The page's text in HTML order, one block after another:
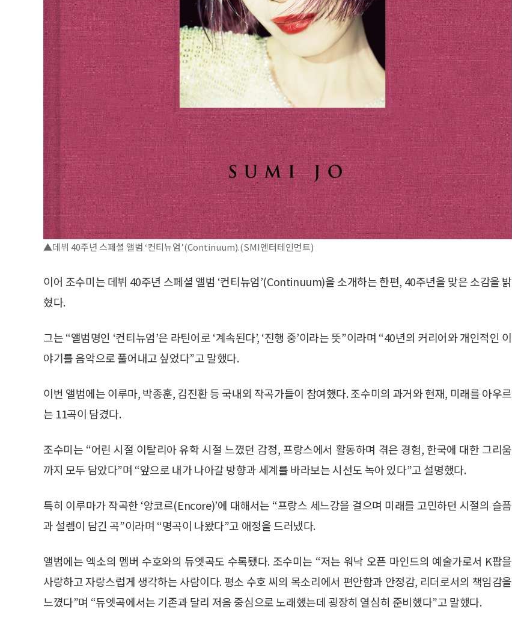
▲데뷔 40주년 스페셜 앨범 ‘컨티뉴엄’(Continuum).(SMI엔터테인먼트)
이어 조수미는 데뷔 40주년 스페셜 앨범 ‘컨티뉴엄’(Continuum)을 소개하는 한편, 40주년을 맞은 소감을 밝
혔다.
그는 “앨범명인 ‘컨티뉴엄’은 라틴어로 ‘계속된다’, ‘진행 중’이라는 뜻”이라며 “40년의 커리어와 개인적인 이
야기를 음악으로 풀어내고 싶었다”고 말했다.
이번 앨범에는 이루마, 박종훈, 김진환 등 국내외 작곡가들이 참여했다. 조수미의 과거와 현재, 미래를 아우르
는 11곡이 담겼다.
조수미는 “어린 시절 이탈리아 유학 시절 느꼈던 감정, 프랑스에서 활동하며 겪은 경험, 한국에 대한 그리움
까지 모두 담았다”며 “앞으로 내가 나아갈 방향과 세계를 바라보는 시선도 녹아 있다”고 설명했다.
특히 이루마가 작곡한 ‘앙코르(Encore)’에 대해서는 “프랑스 세느강을 걸으며 미래를 고민하던 시절의 슬픔
과 설렘이 담긴 곡”이라며 “명곡이 나왔다”고 애정을 드러냈다.
앨범에는 엑소의 멤버 수호와의 듀엣곡도 수록됐다. 조수미는 “저는 워낙 오픈 마인드의 예술가로서 K팝을
사랑하고 자랑스럽게 생각하는 사람이다. 평소 수호 씨의 목소리에서 편안함과 안정감, 리더로서의 책임감을
느꼈다”며 “듀엣곡에서는 기존과 달리 저음 중심으로 노래했는데 굉장히 열심히 준비했다”고 말했다.